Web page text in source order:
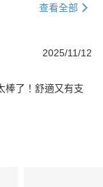
查看全部
2025/11/12
棒了！舒適又有支